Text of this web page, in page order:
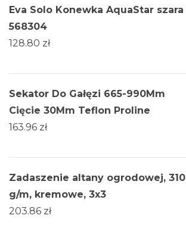
Eva Solo Konewka AquaStar szara
568304
128.80 zł
Sekator Do Gałęzi 665-990Mm
Cięcie 30Mm Teflon Proline
163.96 zł
Zadaszenie altany ogrodowej, 310
g/m, kremowe, 3x3
203.86 zł